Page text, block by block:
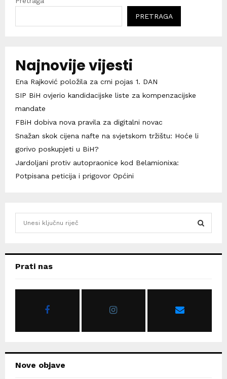
PRETRAGA
Najnovije vijesti
Ena Rajković položila za crni pojas 1. DAN
SIP BiH ovjerio kandidacijske liste za kompenzacijske
mandate
FBiH dobiva nova pravila za digitalni novac
Snažan skok cijena nafte na svjetskom tržištu: Hoće li
gorivo poskupjeti u BiH?
Jardoljani protiv autopraonice kod Belamionixa:
Potpisana peticija i prigovor Općini
hPrati nas
Nove objave